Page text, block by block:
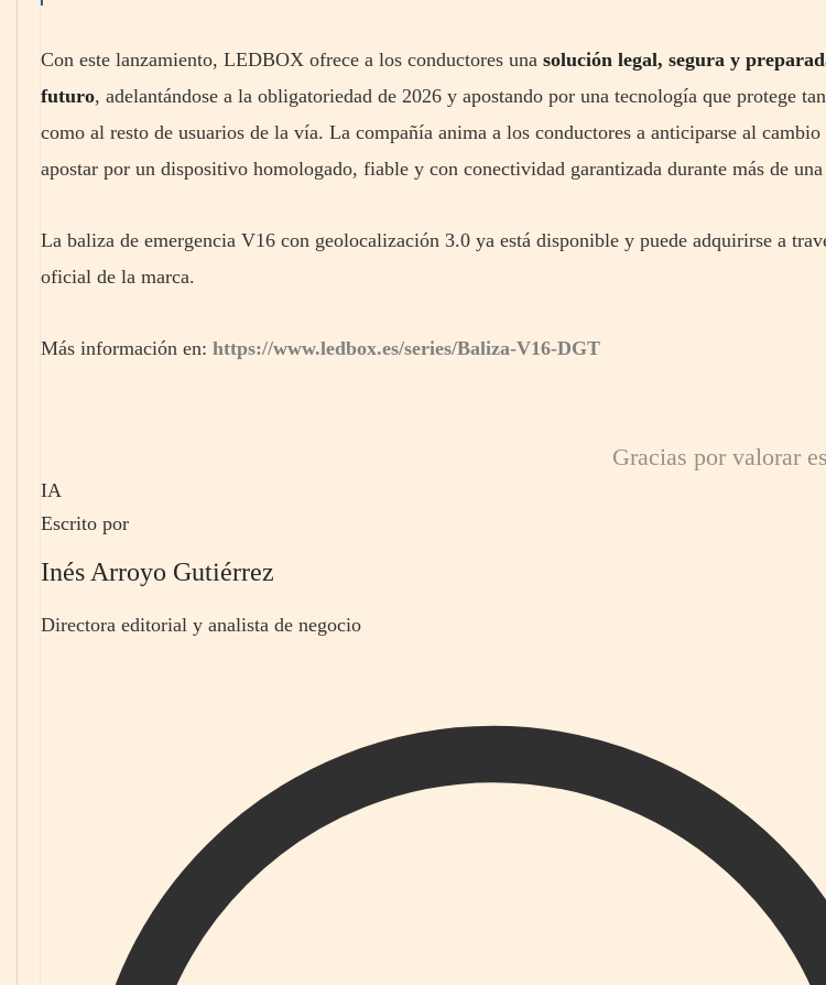
Con este lanzamiento, LEDBOX ofrece a los conductores una solución legal, segura y
futuro, adelantándose a la obligatoriedad de 2026 y apostando por una tecnología que protege
como al resto de usuarios de la vía. La compañía anima a los conductores a anticiparse al
apostar por un dispositivo homologado, fiable y con conectividad garantizada durante más de una
La baliza de emergencia V16 con geolocalización 3.0 ya está disponible y puede adquirirse a
oficial de la marca.
Más información en: https://www.ledbox.es/series/Baliza-V16-DGT
Gracias por valorar
IA
Escrito por
Inés Arroyo Gutiérrez
Directora editorial y analista de negocio